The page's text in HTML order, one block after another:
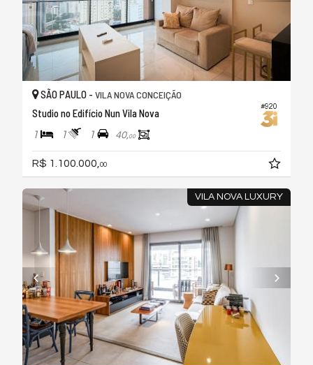
#920
SÃO PAULO - VILA NOVA CONCEIÇÃO
Studio no Edifício Nun Vila Nova
1 1 1 40,00
R$ 1.100.000,00
VILA NOVA LUXURY